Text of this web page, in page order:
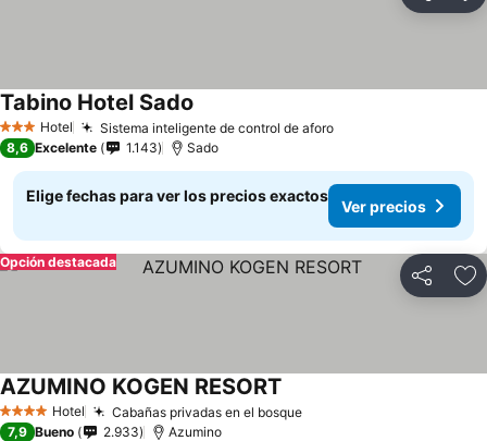
3 Estrellas
Hotel Sistema inteligente de control de aforoVer precios
Tabino Hotel Sado
8,6 Excelente 1.143 Sado
Elige fechas para ver los precios exactos
Ver precios
Compartir
Opción destacada
4 EstrellasHotel Cabañas privadas en el bosqueVer precios
AZUMINO KOGEN RESORT
7,9 Bueno 2.933 Azumino